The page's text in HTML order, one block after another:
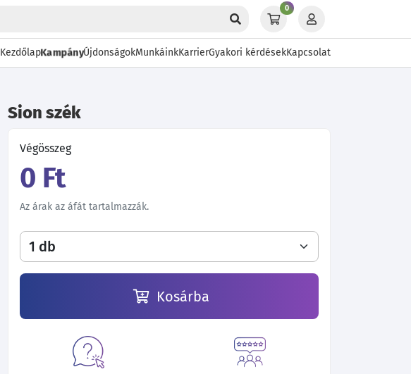
0
KezdőlapKampányÚjdonságokMunkáinkKarrierGyakori kérdésekKapcsolat
Sion szék
Végösszeg
0 Ft
Az árak az áfát tartalmazzák.
Kosárba